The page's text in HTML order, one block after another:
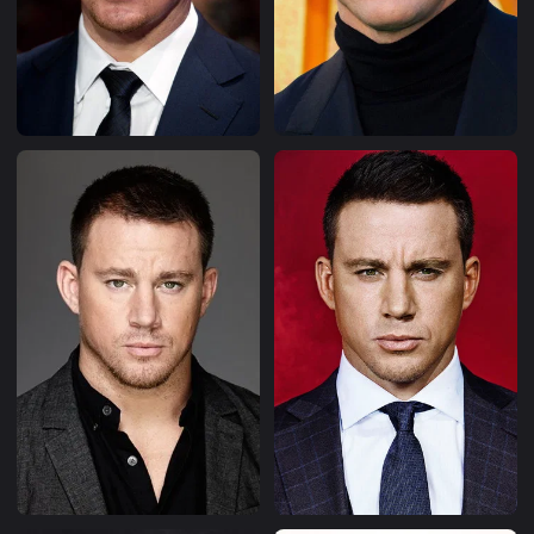
Le début des années 2010 marque un tournant avec la
comédie d’action « 21 Jump Street » réalisée par Phil
Lord et Chris Miller, sortie en 2012, où Channing Tatum
incarne l’agent Jenko aux côtés de Jonah Hill, le film
rencontrant un succès public et consolidant son
positionnement dans la comédie physique (Source :
AlloCiné, filmographie, 2009; Encyclopedia Britannica,
2025). La même année, il apparaît dans « Magic Mike »
de Steven Soderbergh, inspiré en partie de ses
expériences passées de danseur, où il interprète Mike
Lane, un strip-teaseur cherchant à réorienter sa vie
professionnelle, rôle qui devient rapidement l’un des
plus identifiés de sa carrière (Source : Encyclopedia
Britannica, 2025; AlloCiné, filmographie, 2009). Toujours
en 2012, il tient le rôle de Leo dans le drame
romantique « Je te promets – The Vow », confirmant
une présence marquée sur plusieurs registres au sein
d’une même année calendaire (Source : AlloCiné,
filmographie, 2009; Rotten Tomatoes, 2016). En 2013, il
poursuit dans l’action spectaculaire avec « White House
Down » de Roland Emmerich, où il joue John Cale,
agent chargé de protéger le président, et il retrouve